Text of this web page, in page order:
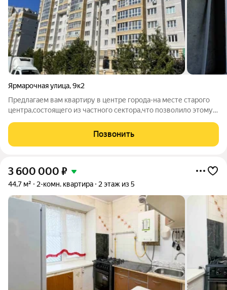
Ярмарочная улица,9к2
Предлагаем вам квартиру в центре города-на месте старого
центра,состоящего из частного сектора,что позволило этому
инфраструктурой.Здесь все в шаговой доступности-
школы,детские сады,стадион,рынок,торговые
Позвонить
3 600 000 ₽
44,7 м² 2-комн. квартира 2 этаж из 5